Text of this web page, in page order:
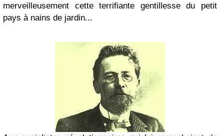
merveilleusement cette terrifiante gentillesse du petit
pays à nains de jardin...